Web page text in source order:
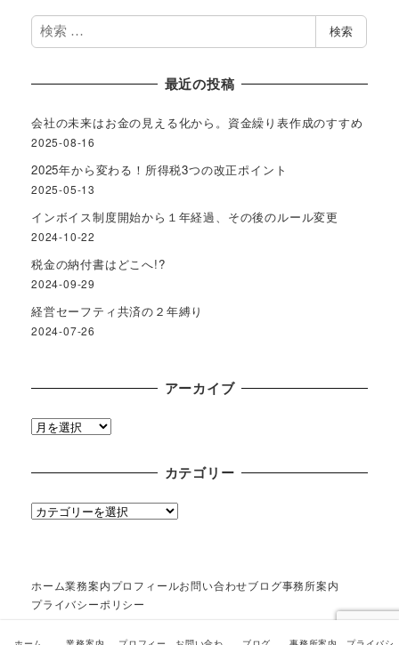
ポ
ー
検
索
検索
最近の投稿
会社の未来はお金の見える化から。資金繰り表作成のすすめ
2025-08-16
2025年から変わる！所得税3つの改正ポイント
2025-05-13
インボイス制度開始から１年経過、その後のルール変更
2024-10-22
税金の納付書はどこへ!?
2024-09-29
経営セーフティ共済の２年縛り
2024-07-26
アーカイブ
ア
ブ
カテゴリー
カ
ー
ホーム業務案内プロフィールお問い合わせブログ事務所案内
プライバシーポリシー